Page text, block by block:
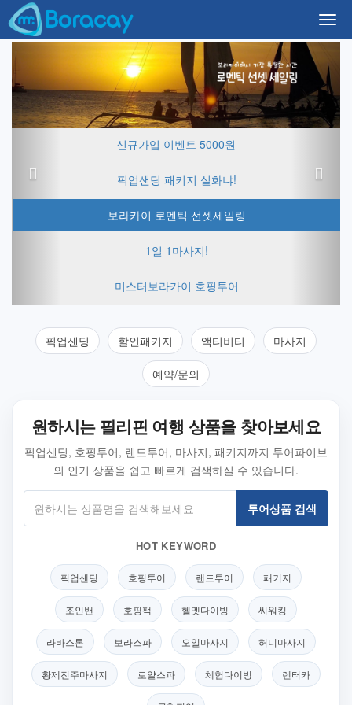
Previous
신규가입 이벤트 5000원
픽업샌딩 패키지 실화냐!
보라카이 로멘틱 선셋세일링
1일 1마사지!
미스터보라카이 호핑투어
픽업샌딩 할인패키지 액티비티 마사지
예약/문의
원하시는 필리핀 여행 상품을 찾아보세요
픽업샌딩, 호핑투어, 랜드투어, 마사지, 패키지까지 투어파이브
의 인기 상품을 쉽고 빠르게 검색하실 수 있습니다.
투어상품 검색
HOT KEYWORD
픽업샌딩 호핑투어 랜드투어 패키지
조인밴 호핑팩 헬멧다이빙 씨워킹
라바스톤 보라스파 오일마사지 허니마사지
황제진주마사지 로얄스파 체험다이빙 렌터카